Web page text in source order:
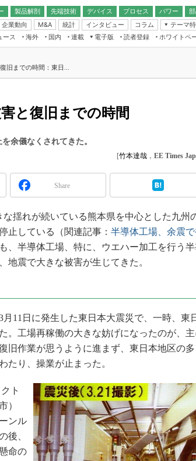
製品解剖
先端技術
デバイス
プロセス パワー
無線
企業動向 M&A 統計 インタビュー コラム
テーマ
フィジカルAI
読者調査（EE Times Research）
エレクトロニクス入門（EDN
ース 海外 国内
連載
通信
ォーカス
ープ
回してみよう
Behind the
たこと、次の10年
ジアの新トレンド
日本を救うのか
未来展望」
いエンジニア」の
電子版
クレット
読者登録 ホワイトペ
旧までの時間：東日...
と復旧までの時間
余儀なくされてきた。
[竹本達哉 ， EE Times
Share
揺れが続いている熊本県を中心とした九州
止している（関連記事： 半導体工場、余震で
、半導体工場、特に、ウエハー加工を行う
地震で大きな被害が生じてきた。
11日に発生した東日本大震災で、一時、東
。工場再稼働の大きな妨げになったのが、主
旧作業が思うように進まず、東日本地区の多
たり、操業が止まった。
ト
）
ンル
後、
命の